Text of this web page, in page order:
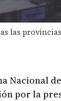
las
Nacional
por la